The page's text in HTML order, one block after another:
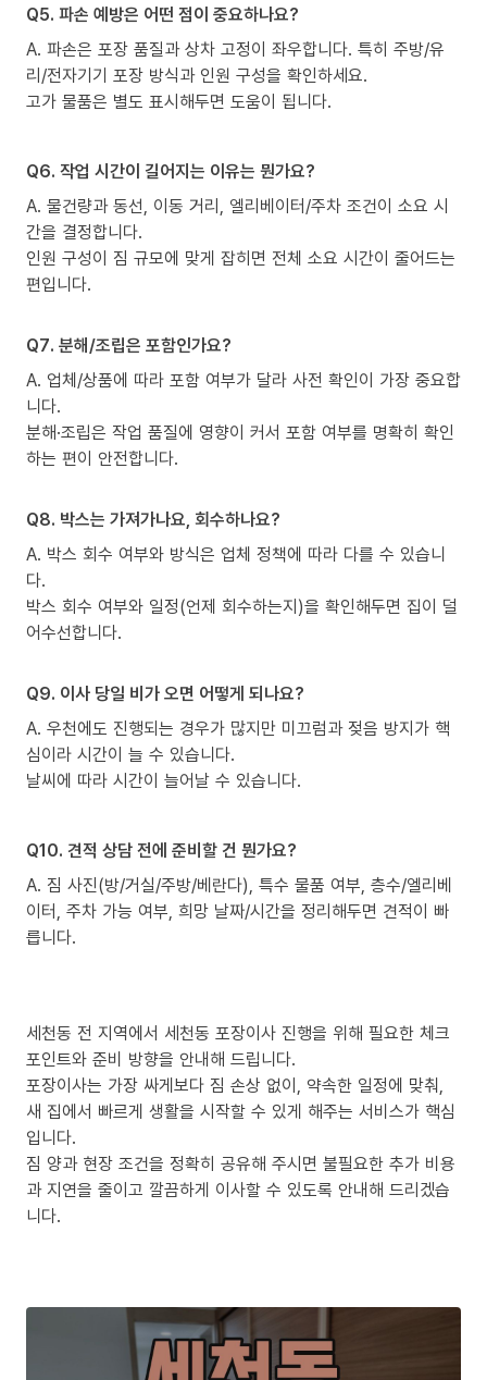
Q5. 파손 예방은 어떤 점이 중요하나요?
A. 파손은 포장 품질과 상차 고정이 좌우합니다. 특히 주방/유
리/전자기기 포장 방식과 인원 구성을 확인하세요.
고가 물품은 별도 표시해두면 도움이 됩니다.
Q6. 작업 시간이 길어지는 이유는 뭔가요?
A. 물건량과 동선, 이동 거리, 엘리베이터/주차 조건이 소요 시
간을 결정합니다.
인원 구성이 짐 규모에 맞게 잡히면 전체 소요 시간이 줄어드는
편입니다.
Q7. 분해/조립은 포함인가요?
A. 업체/상품에 따라 포함 여부가 달라 사전 확인이 가장 중요합
니다.
분해·조립은 작업 품질에 영향이 커서 포함 여부를 명확히 확인
하는 편이 안전합니다.
Q8. 박스는 가져가나요, 회수하나요?
A. 박스 회수 여부와 방식은 업체 정책에 따라 다를 수 있습니
다.
박스 회수 여부와 일정(언제 회수하는지)을 확인해두면 집이 덜
어수선합니다.
Q9. 이사 당일 비가 오면 어떻게 되나요?
A. 우천에도 진행되는 경우가 많지만 미끄럼과 젖음 방지가 핵
심이라 시간이 늘 수 있습니다.
날씨에 따라 시간이 늘어날 수 있습니다.
Q10. 견적 상담 전에 준비할 건 뭔가요?
A. 짐 사진(방/거실/주방/베란다), 특수 물품 여부, 층수/엘리베
이터, 주차 가능 여부, 희망 날짜/시간을 정리해두면 견적이 빠
릅니다.
세천동 전 지역에서 세천동 포장이사 진행을 위해 필요한 체크
포인트와 준비 방향을 안내해 드립니다.
포장이사는 가장 싸게보다 짐 손상 없이, 약속한 일정에 맞춰,
새 집에서 빠르게 생활을 시작할 수 있게 해주는 서비스가 핵심
입니다.
짐 양과 현장 조건을 정확히 공유해 주시면 불필요한 추가 비용
과 지연을 줄이고 깔끔하게 이사할 수 있도록 안내해 드리겠습
니다.